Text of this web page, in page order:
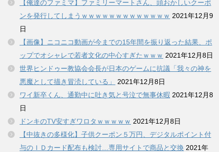
【俺達のファミマ】ファミリーマートさん、頭おかしいクーポ
ンを発行してしまうｗｗｗｗｗｗｗｗｗｗｗｗｗ 2021年12月9
日
【画像】ニコニコ動画が今までの15年間を振り返った結果、ポ
ップでオシャレで若者文化の中心すぎたｗｗｗ 2021年12月8日
世界ヒンドゥー教協会会長が日本のゲームに抗議「我々の神を
悪魔として描き冒涜している」
2021年12月8日
ワイ新卒くん、通勤中に吐き気と号泣で無事休暇 2021年12月8
日
ドンキのTV安すぎワロタｗｗｗｗｗ 2021年12月8日
【中抜きの多様化】子供クーポン５万円、デジタルポイント付
与のＩＤカード配布も検討…専用サイトで商品と交換 2021年